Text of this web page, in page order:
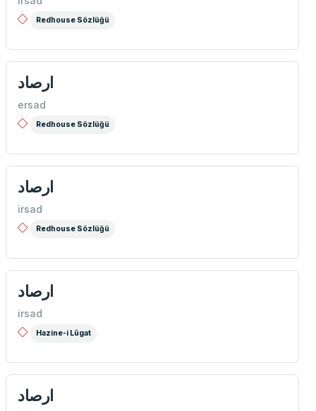
Redhouse Sözlüğü
ارصاد
ersad
Redhouse Sözlüğü
ارصاد
irsad
Redhouse Sözlüğü
ارصاد
irsad
Hazine-i Lûgat
ارصاد